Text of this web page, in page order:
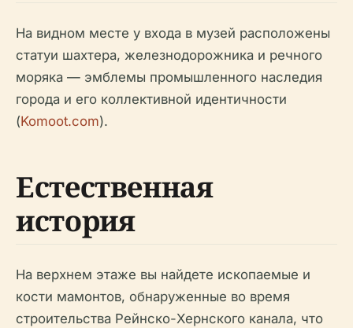
На видном месте у входа в музей расположены
статуи шахтера, железнодорожника и речного
моряка — эмблемы промышленного наследия
города и его коллективной идентичности
(Komoot.com).
Естественная
история
На верхнем этаже вы найдете ископаемые и
кости мамонтов, обнаруженные во время
строительства Рейнско-Хернского канала, что